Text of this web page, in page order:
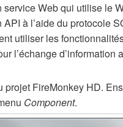
Web qui utilise le
à l’aide du protocole
utiliser les
l’échange d’information
projet FireMonkey HD.
Component.